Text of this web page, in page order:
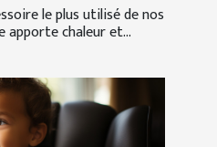
le plus utilisé de nos
apporte chaleur et...